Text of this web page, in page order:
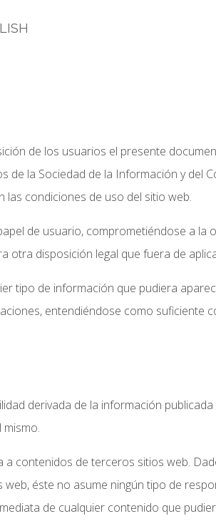
de los usuarios el presente
de la Sociedad de la Información y del
condiciones de uso del sitio web.
de usuario, comprometiéndose a la
otra disposición legal que fuera de
tipo de información que pudiera
entendiéndose como suficiente
derivada de la información
a contenidos de terceros sitios web.
éste no asume ningún tipo de
de cualquier contenido que